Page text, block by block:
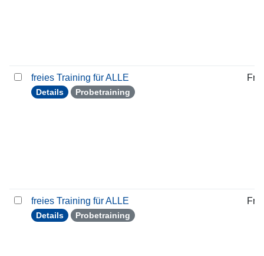
freies Training für ALLE
Details Probetraining
freies Training für ALLE
Details Probetraining